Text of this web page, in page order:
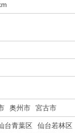
奥州市 宮古市
台青葉区 仙台若林区